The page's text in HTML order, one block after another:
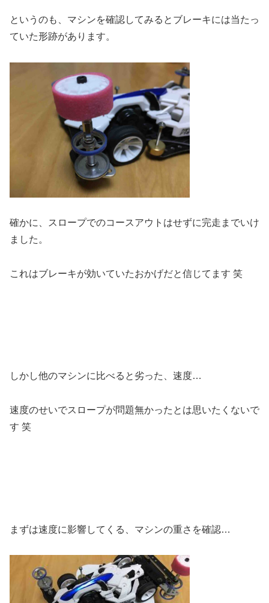
というのも、マシンを確認してみるとブレーキには当たっ
ていた形跡があります。
確かに、スロープでのコースアウトはせずに完走までいけ
ました。
これはブレーキが効いていたおかげだと信じてます 笑
しかし他のマシンに比べると劣った、速度…
速度のせいでスロープが問題無かったとは思いたくないで
す 笑
まずは速度に影響してくる、マシンの重さを確認…